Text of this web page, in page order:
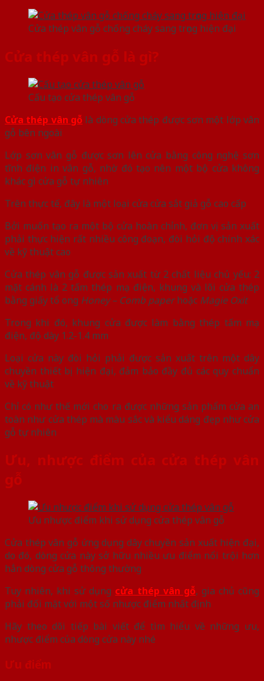
Cửa thép vân gỗ chống cháy sang trọng hiện đại
Cửa thép vân gỗ là gì?
Cấu tạo cửa thép vân gỗ
Cửa thép vân gỗ là dòng cửa thép được sơn một lớp vân
gỗ bên ngoài
Lớp sơn vân gỗ được sơn lên cửa bằng công nghệ sơn
tĩnh điện in vân gỗ, nhờ đó tạo nên một bộ cửa không
khác gì cửa gỗ tự nhiên
Trên thực tế, đây là một loại cửa cửa sắt giả gỗ cao cấp
Bởi muốn tạo ra một bộ cửa hoàn chỉnh, đơn vị sản xuất
phải thực hiện rất nhiều công đoạn, đòi hỏi độ chính xác
về kỹ thuật cao
Cửa thép vân gỗ được sản xuất từ 2 chất liệu chủ yếu: 2
mặt cánh là 2 tấm thép mạ điện, khung và lõi cửa thép
bằng giấy tổ ong Honey – Comb paperhoặc Magie Oxit
Trong khi đó, khung cửa được làm bằng thép tấm mạ
điện, độ dày 1.2-1.4 mm
Loại cửa này đòi hỏi phải được sản xuất trên một dây
chuyền thiết bị hiện đại, đảm bảo đầy đủ các quy chuẩn
về kỹ thuật
Chỉ có như thế mới cho ra được những sản phẩm cửa an
toàn như cửa thép mà màu sắc và kiểu dáng đẹp như cửa
gỗ tự nhiên
Ưu, nhược điểm của cửa thép vân
gỗ
Ưu nhược điểm khi sử dụng cửa thép vân gỗ
Cửa thép vân gỗ ứng dụng dây chuyền sản xuất hiện đại,
do đó, dòng cửa này sở hữu nhiều ưu điểm nổi trội hơn
hẳn dòng cửa gỗ thông thường
Tuy nhiên, khi sử dụng cửa thép vân gỗ, gia chủ cũng
phải đối mặt với một số nhược điểm nhất định
Hãy theo dõi tiếp bài viết để tìm hiểu về những ưu,
nhược điểm của dòng cửa này nhé
Ưu điểm